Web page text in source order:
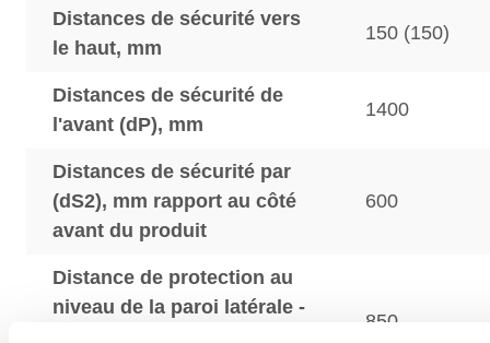
Distances de sécurité vers
le haut, mm
150 (150)
Distances de sécurité de
l'avant (dP), mm
1400
Distances de sécurité par
(dS2), mm rapport au côté
avant du produit
600
Distance de protection au
niveau de la paroi latérale -
850